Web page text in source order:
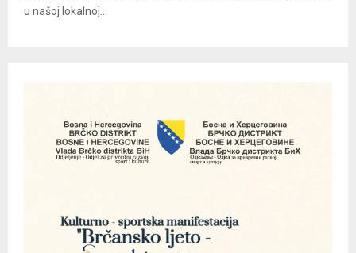
u našoj lokalnoj...